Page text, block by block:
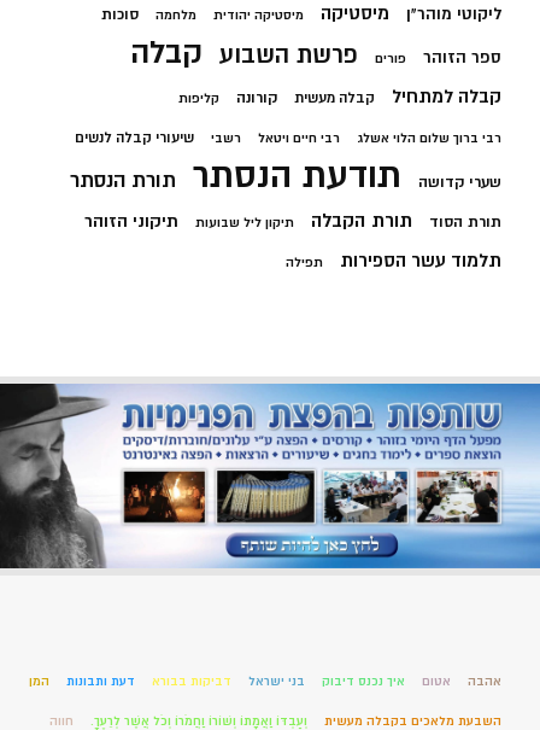
ליקוטי מוהר"ן מיסטיקה מיסטיקה יהודית מלחמה סוכות
ספר הזוהר פורים פרשת השבוע קבלה
קבלה למתחיל קבלה מעשית קורונה קליפות
רבי ברוך שלום הלוי אשלג רבי חיים ויטאל רשבי שיעורי קבלה לנשים
שערי קדושה תודעת הנסתר תורת הנסתר
תורת הסוד תורת הקבלה תיקון ליל שבועות תיקוני הזוהר
תלמוד עשר הספירות תפילה
אהבה אטום איך נכנס דיבוק בני ישראל דביקות בבורא דעת ותבונות המן
השבעת מלאכים בקבלה מעשית וְעַבְדּוֹ וַאֲמָתוֹ וְשׁוֹרוֹ וַחֲמֹרוֹ וְכֹל אֲשֶׁר לְרֵעֶךָ. חווה